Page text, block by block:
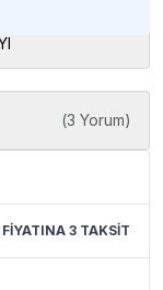
(3 Yorum)
3 TAKSİT